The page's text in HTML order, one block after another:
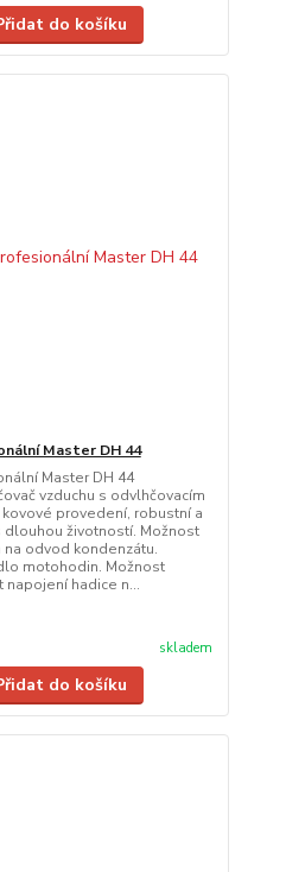
do košíku
Master DH 44
Master DH 44
vzduchu s odvlhčovacím
provedení, robustní a
životností. Možnost
odvod kondenzátu.
motohodin. Možnost
napojení hadice n...
skladem
do košíku